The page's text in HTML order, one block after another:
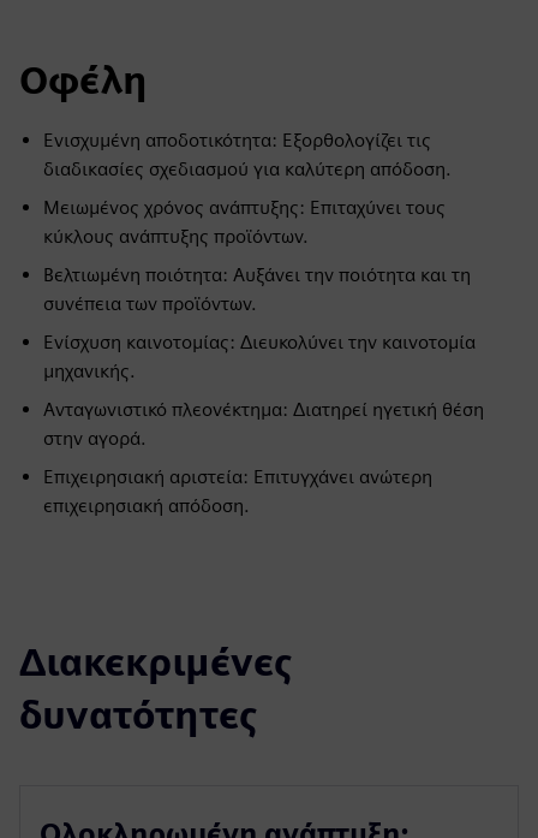
Οφέλη
Ενισχυμένη αποδοτικότητα: Εξορθολογίζει τις
διαδικασίες σχεδιασμού για καλύτερη απόδοση.
Μειωμένος χρόνος ανάπτυξης: Επιταχύνει τους
κύκλους ανάπτυξης προϊόντων.
Βελτιωμένη ποιότητα: Αυξάνει την ποιότητα και τη
συνέπεια των προϊόντων.
Ενίσχυση καινοτομίας: Διευκολύνει την καινοτομία
μηχανικής.
Ανταγωνιστικό πλεονέκτημα: Διατηρεί ηγετική θέση
στην αγορά.
Επιχειρησιακή αριστεία: Επιτυγχάνει ανώτερη
επιχειρησιακή απόδοση.
Διακεκριμένες
δυνατότητες